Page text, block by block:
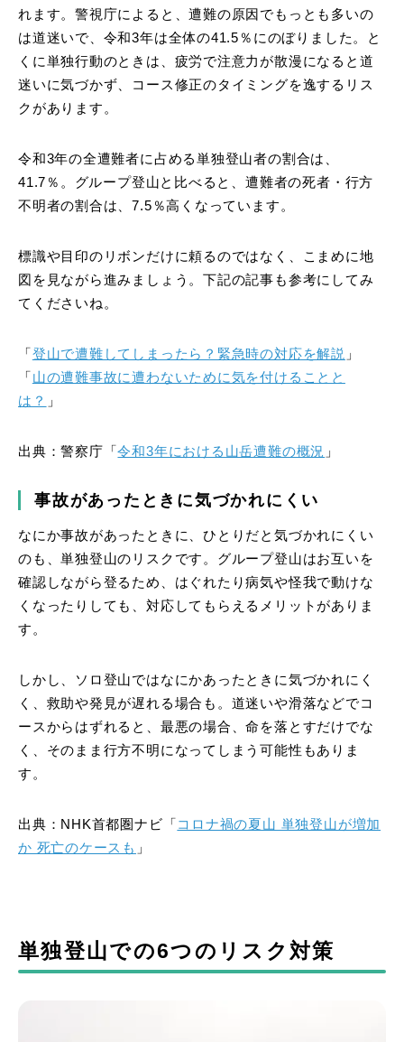
れます。警視庁によると、遭難の原因でもっとも多いの
は道迷いで、令和3年は全体の41.5％にのぼりました。と
くに単独行動のときは、疲労で注意力が散漫になると道
迷いに気づかず、コース修正のタイミングを逸するリス
クがあります。
令和3年の全遭難者に占める単独登山者の割合は、
41.7％。グループ登山と比べると、遭難者の死者・行方
不明者の割合は、7.5％高くなっています。
標識や目印のリボンだけに頼るのではなく、こまめに地
図を見ながら進みましょう。下記の記事も参考にしてみ
てくださいね。
「 登山で遭難してしまったら？緊急時の対応を解説 」
「 山の遭難事故に遭わないために気を付けることと
は？
」
出典：警察庁「令和3年における山岳遭難の概況 」
事故があったときに気づかれにくい
なにか事故があったときに、ひとりだと気づかれにくい
のも、単独登山のリスクです。グループ登山はお互いを
確認しながら登るため、はぐれたり病気や怪我で動けな
くなったりしても、対応してもらえるメリットがありま
す。
しかし、ソロ登山ではなにかあったときに気づかれにく
く、救助や発見が遅れる場合も。道迷いや滑落などでコ
ースからはずれると、最悪の場合、命を落とすだけでな
く、そのまま行方不明になってしまう可能性もありま
す。
出典：NHK首都圏ナビ「 コロナ禍の夏山 単独登山が増加
か 死亡のケースも 」
単独登山での6つのリスク対策